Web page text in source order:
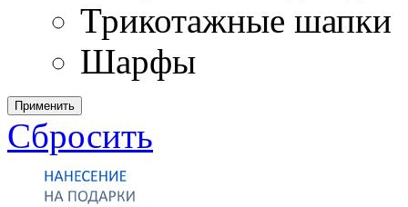
Трикотажные шапки
Шарфы
Применить
Сбросить